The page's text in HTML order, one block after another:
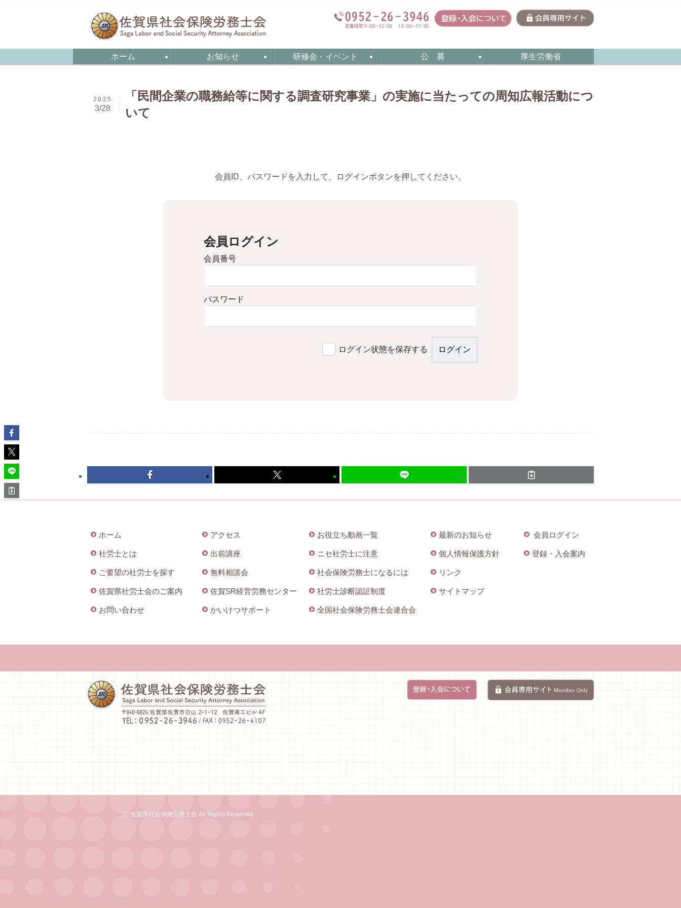
ホーム お知らせ 研修会・イベント 公 募 厚生労働省
「民間企業の職務給等に関する調査研究事業」の実施に当たっての周知広報活動につ
いて
2025
3/28
会員ID、パスワードを入力して、ログインボタンを押してください。
会員ログイン
会員番号
パスワード
ログイン状態を保存する
ホーム
社労士とは
ご要望の社労士を探す
佐賀県社労士会のご案内
お問い合わせ
アクセス
出前講座
無料相談会
佐賀SR経営労務センター
かいけつサポート
お役立ち動画一覧
ニセ社労士に注意
社会保険労務士になるには
社労士診断認証制度
全国社会保険労務士会連合会
最新のお知らせ
個人情報保護方針
リンク
サイトマップ
会員ログイン
登録・入会案内
© 佐賀県社会保険労務士会 All Rights Reserved